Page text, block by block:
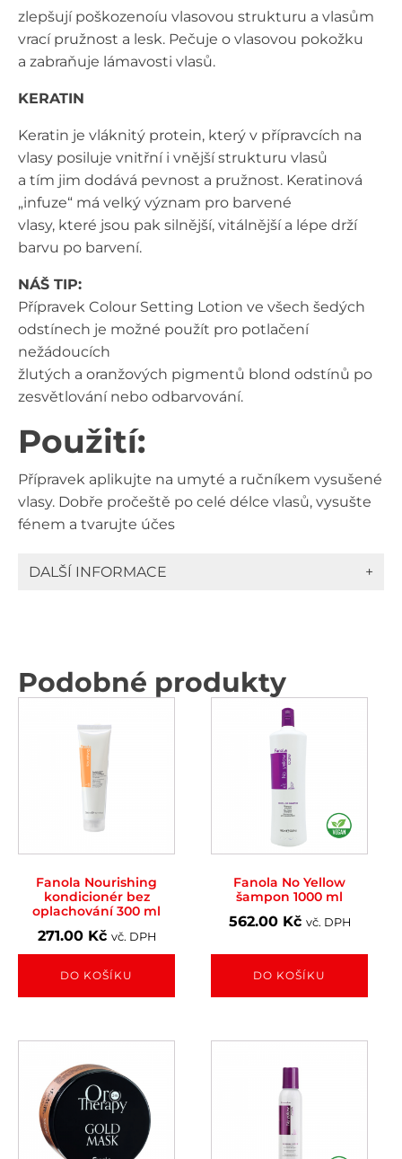
zlepšují poškozenoíu vlasovou strukturu a vlasům
vrací pružnost a lesk. Pečuje o vlasovou pokožku
a zabraňuje lámavosti vlasů.
KERATIN
Keratin je vláknitý protein, který v přípravcích na
vlasy posiluje vnitřní i vnější strukturu vlasů
a tím jim dodává pevnost a pružnost. Keratinová
„infuze“ má velký význam pro barvené
vlasy, které jsou pak silnější, vitálnější a lépe drží
barvu po barvení.
NÁŠ TIP:
Přípravek Colour Setting Lotion ve všech šedých
odstínech je možné použít pro potlačení
nežádoucích
žlutých a oranžových pigmentů blond odstínů po
zesvětlování nebo odbarvování.
Použití:
Přípravek aplikujte na umyté a ručníkem vysušené
vlasy. Dobře pročeště po celé délce vlasů, vysušte
fénem a tvarujte účes
DALŠÍ INFORMACE +
Podobné produkty
Fanola Nourishing
kondicionér bez
oplachování 300 ml
271.00 Kč vč. DPH
DO KOŠÍKU
Fanola No Yellow
šampon 1000 ml
562.00 Kč vč. DPH
DO KOŠÍKU